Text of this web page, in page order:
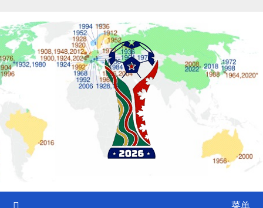
content
菜单